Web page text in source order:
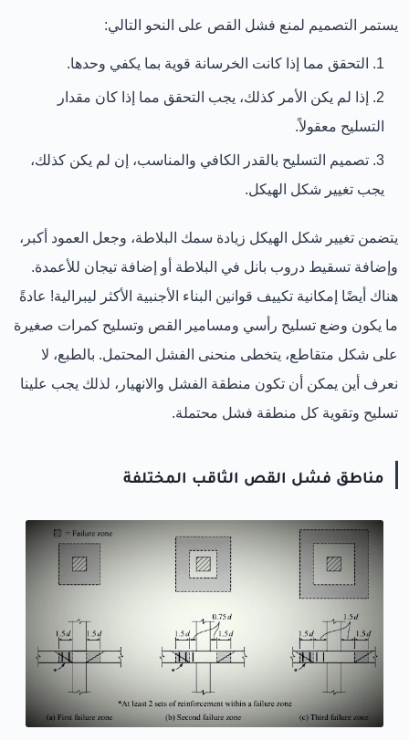
يستمر التصميم لمنع فشل القص على النحو التالي:
التحقق مما إذا كانت الخرسانة قوية بما يكفي وحدها.
إذا لم يكن الأمر كذلك، يجب التحقق مما إذا كان مقدار
التسليح معقولاً.
تصميم التسليح بالقدر الكافي والمناسب، إن لم يكن كذلك،
يجب تغيير شكل الهيكل.
يتضمن تغيير شكل الهيكل زيادة سمك البلاطة، وجعل العمود أكبر،
وإضافة تسقيط دروب بانل في البلاطة أو إضافة تيجان للأعمدة.
هناك أيضًا إمكانية تكييف قوانين البناء الأجنبية الأكثر ليبرالية! عادةً
ما يكون وضع تسليح رأسي ومسامير القص وتسليح كمرات صغيرة
على شكل متقاطع، يتخطى منحنى الفشل المحتمل. بالطبع، لا
نعرف أين يمكن أن تكون منطقة الفشل والانهيار، لذلك يجب علينا
تسليح وتقوية كل منطقة فشل محتملة.
مناطق فشل القص الثاقب المختلفة